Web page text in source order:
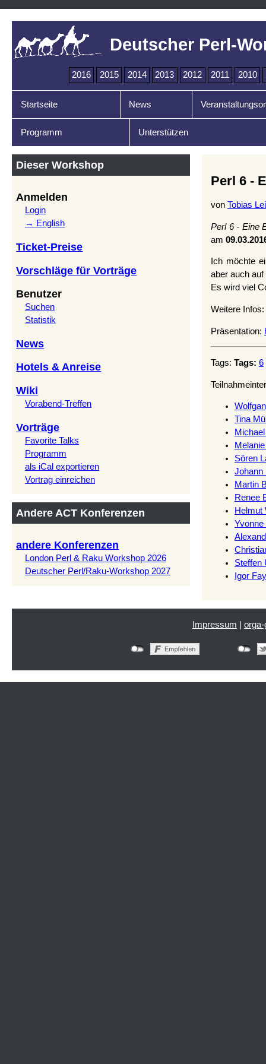
Deutscher Perl-
2016 2015 2014 2013 2012 2011 2010
Startseite News
Programm Unterstützen
Dieser Workshop
Anmelden
Login
→ English
Ticket-Preise
Vorschläge für Vorträge
Benutzer
Suchen
Statistik
News
Hotels & Anreise
Wiki
Vorabend-Treffen
Vorträge
Favorite Talks
Programm
als iCal exportieren
Vortrag einreichen
Andere ACT Konferenzen
andere Konferenzen
London Perl & Raku Workshop 2026
Deutscher Perl/Raku-Workshop 2027
Perl 6 -
von Tobias
Perl 6 - Eine
am
Ich möchte
aber auch
Es wird viel
Weitere Infos:
Präsentation:
Tags: Tags: 6
Tina
Sören
Johann
Martin
Renee
Helmut
Yvonne
Steffen
Igor
Impressum